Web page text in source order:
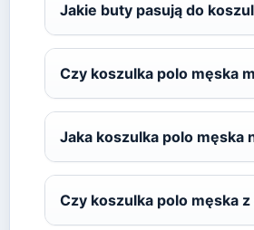
Jakie buty pasują do
Czy koszulka polo męska
Jaka koszulka polo męska
Czy koszulka polo męska